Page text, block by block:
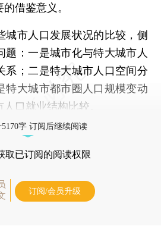
借鉴意义。
市人口发展状况的比较，侧
题：一是城市化与特大城市人
系；二是特大城市人口空间分
特大城市都市圈人口规模变动
口就业结构比较。
字 订阅后继续阅读
取已订阅的阅读权限
订阅/会员升级